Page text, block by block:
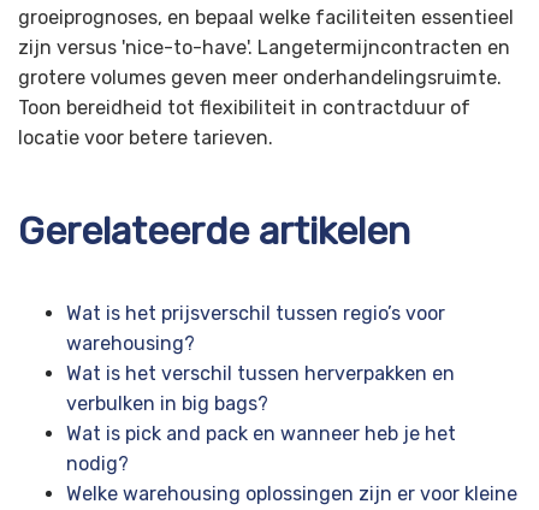
groeiprognoses, en bepaal welke faciliteiten essentieel
zijn versus 'nice-to-have'. Langetermijncontracten en
grotere volumes geven meer onderhandelingsruimte.
Toon bereidheid tot flexibiliteit in contractduur of
locatie voor betere tarieven.
Gerelateerde artikelen
Wat is het prijsverschil tussen regio’s voor
warehousing?
Wat is het verschil tussen herverpakken en
verbulken in big bags?
Wat is pick and pack en wanneer heb je het
nodig?
Welke warehousing oplossingen zijn er voor kleine